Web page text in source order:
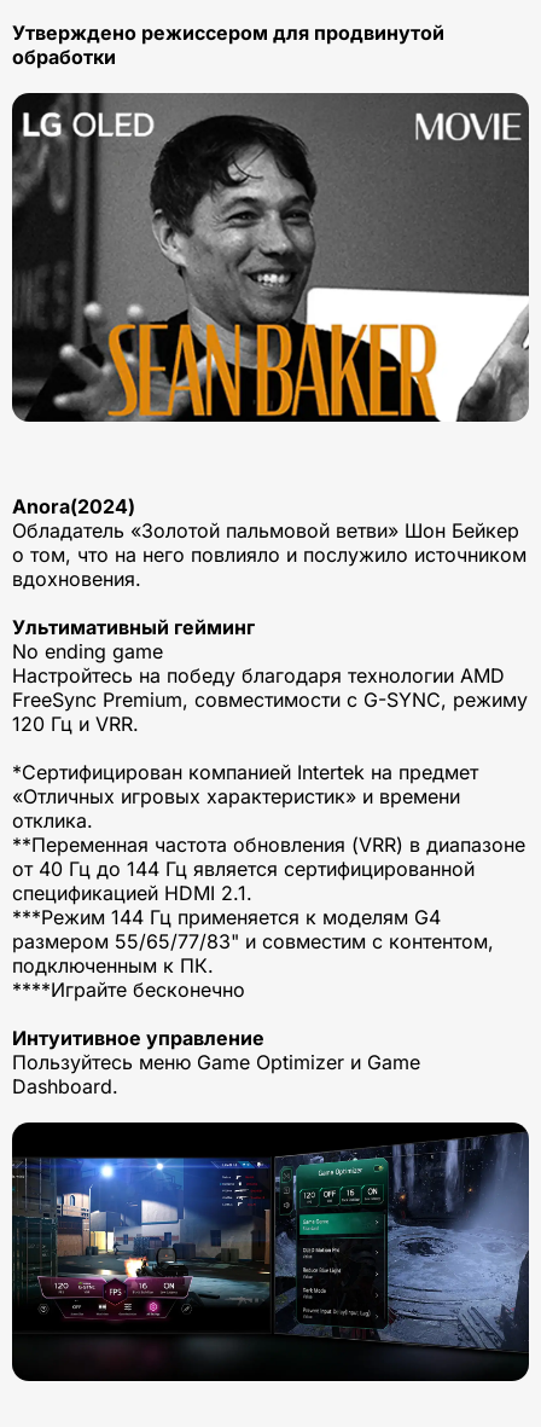
Утверждено режиссером для продвинутой
обработки
Anora(2024)
Обладатель «Золотой пальмовой ветви» Шон Бейкер
о том, что на него повлияло и послужило источником
вдохновения.
Ультимативный гейминг
No ending game
Настройтесь на победу благодаря технологии AMD
FreeSync Premium, совместимости с G-SYNC, режиму
120 Гц и VRR.
*Сертифицирован компанией Intertek на предмет
«Отличных игровых характеристик» и времени
отклика.
**Переменная частота обновления (VRR) в диапазоне
от 40 Гц до 144 Гц является сертифицированной
спецификацией HDMI 2.1.
***Режим 144 Гц применяется к моделям G4
размером 55/65/77/83" и совместим с контентом,
подключенным к ПК.
****Играйте бесконечно
Интуитивное управление
Пользуйтесь меню Game Optimizer и Game
Dashboard.